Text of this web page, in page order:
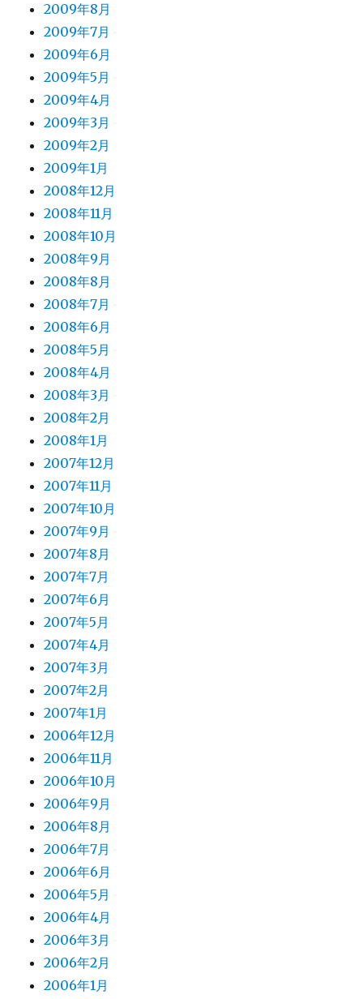
2009年8月
2009年7月
2009年6月
2009年5月
2009年4月
2009年3月
2009年2月
2009年1月
2008年12月
2008年11月
2008年10月
2008年9月
2008年8月
2008年7月
2008年6月
2008年5月
2008年4月
2008年3月
2008年2月
2008年1月
2007年12月
2007年11月
2007年10月
2007年9月
2007年8月
2007年7月
2007年6月
2007年5月
2007年4月
2007年3月
2007年2月
2007年1月
2006年12月
2006年11月
2006年10月
2006年9月
2006年8月
2006年7月
2006年6月
2006年5月
2006年4月
2006年3月
2006年2月
2006年1月